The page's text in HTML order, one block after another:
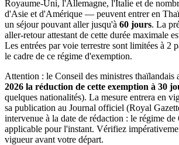
Royaume-Uni, l'Allemagne, l'Italie et de
d'Asie et d'Amérique — peuvent entrer en
un séjour pouvant aller jusqu'à 60 jours. La
aller-retour attestant de cette durée maximale
Les entrées par voie terrestre sont limitées à 2
le cadre de ce régime d'exemption.
Attention : le Conseil des ministres thaïlandais
2026 la réduction de cette exemption à 30
quelques nationalités). La mesure entrera en
sa publication au Journal officiel (Royal
intervenue à la date de rédaction : le régime de
applicable pour l'instant. Vérifiez
vigueur avant votre départ.